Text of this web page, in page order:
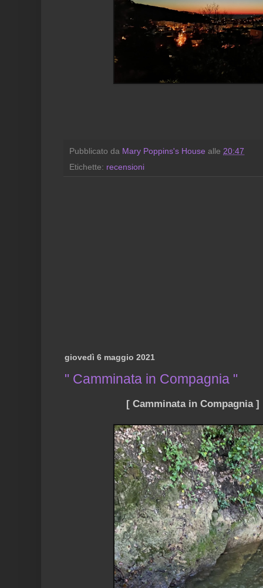
Pubblicato da Mary Poppins's House alle 20:47
Etichette: recensioni
giovedì 6 maggio 2021
" Camminata in Compagnia "
[ Camminata in Compagnia ]